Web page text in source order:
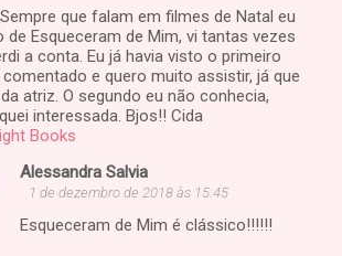
que falam em filmes de Natal eu
de Esqueceram de Mim, vi tantas vezes
a conta. Eu já havia visto o primeiro
e quero muito assistir, já que
atriz. O segundo eu não conhecia,
interessada. Bjos!! Cida
Books
Alessandra Salvia
1 de dezembro de 2018 às 15:45
Esqueceram de Mim é clássico!!!!!!